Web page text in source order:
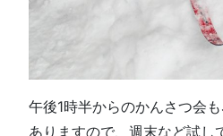
午後1時半からのかんさつ会
ありますので、週末など試